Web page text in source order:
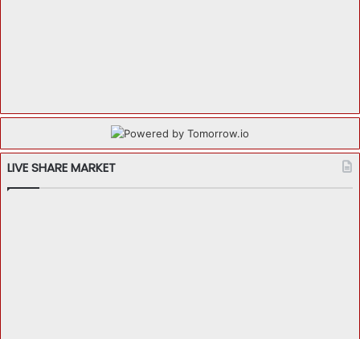
LIVE SHARE MARKET